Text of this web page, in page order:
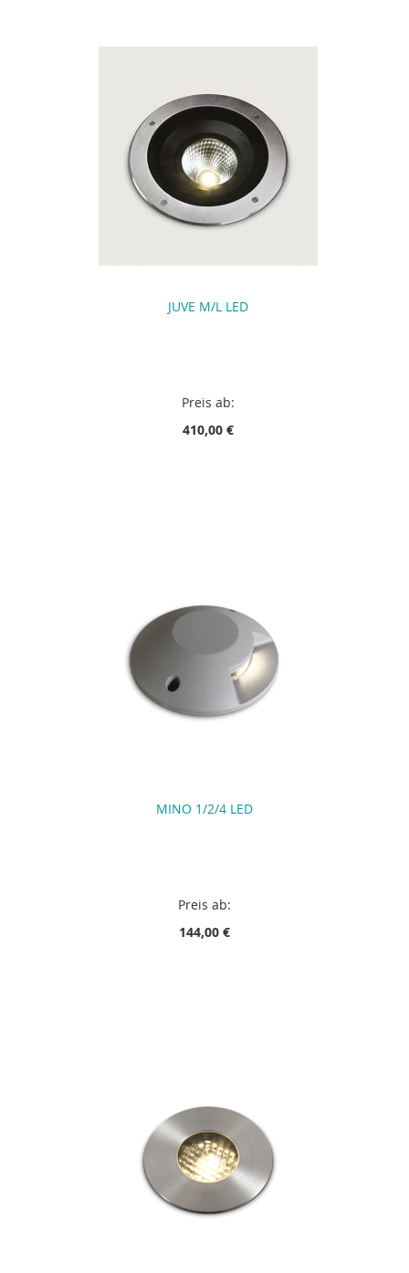
JUVE M/L LED
Preis ab:
410,00 €
MINO 1/2/4 LED
Preis ab:
144,00 €